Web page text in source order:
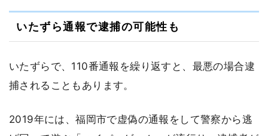
いたずら通報で逮捕の可能性も
いたずらで、110番通報を繰り返すと、最悪の場合逮
捕されることもあります。
2019年には、福岡市で虚偽の通報をして警察から逃